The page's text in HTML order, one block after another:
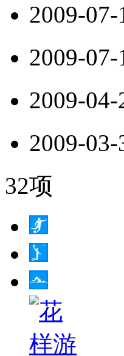
2009-
2009-07-
2009-
2009-
32项